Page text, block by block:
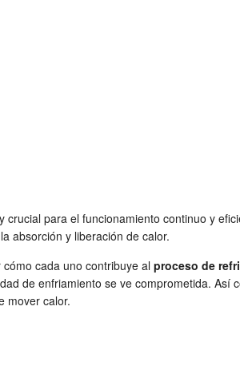
para el funcionamiento continuo y
absorción y liberación de calor.
cada uno contribuye al proceso de
de enfriamiento se ve comprometida. Así
mover calor.